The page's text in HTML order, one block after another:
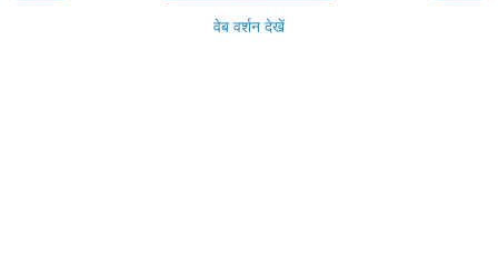
वेब वर्शन देखें